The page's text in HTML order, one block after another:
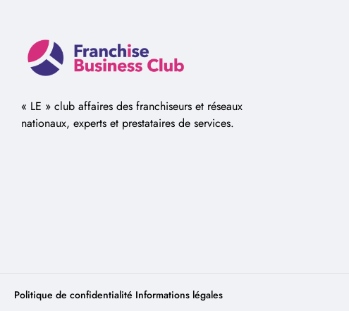
« LE » club affaires des franchiseurs et réseaux
nationaux, experts et prestataires de services.
Politique de confidentialité Informations légales